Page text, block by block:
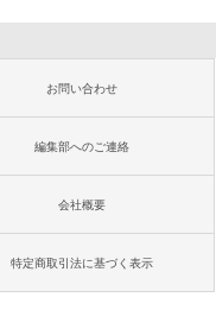
お問い合わせ
編集部へのご連絡
会社概要
特定商取引法に基づく表示